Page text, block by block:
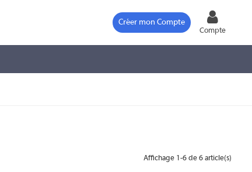
Créer mon Compte
Compte
Affichage 1-6 de 6 article(s)